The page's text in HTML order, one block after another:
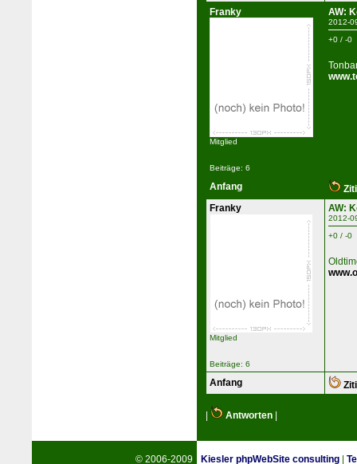
Franky
Mitglied
Beiträge: 6
AW:
2012-
+0 / -0
Anfang
Franky
Mitglied
Beiträge: 6
AW:
2012-
+0 / -0
Anfang
Antworten
© 2006-2009 Kiesler phpWebSite consulting